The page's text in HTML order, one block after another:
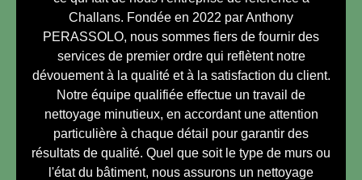
Challans. Fondée en 2022 par Anthony
PERASSOLO, nous sommes fiers de fournir des
services de premier ordre qui reflètent notre
dévouement à la qualité et à la satisfaction du client.
Notre équipe qualifiée effectue un travail de
nettoyage minutieux, en accordant une attention
particulière à chaque détail pour garantir des
résultats de qualité. Quel que soit le type de murs ou
l'état du bâtiment, nous assurons un nettoyage